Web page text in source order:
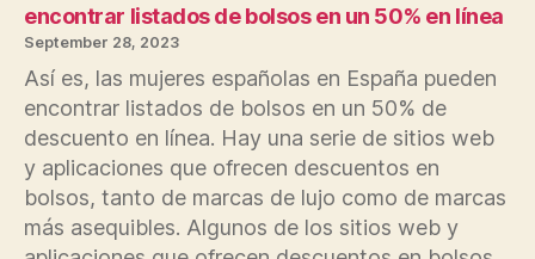
encontrar listados de bolsos en un 50% en línea
September 28, 2023
Así es, las mujeres españolas en España pueden
encontrar listados de bolsos en un 50% de
descuento en línea. Hay una serie de sitios web
y aplicaciones que ofrecen descuentos en
bolsos, tanto de marcas de lujo como de marcas
más asequibles. Algunos de los sitios web y